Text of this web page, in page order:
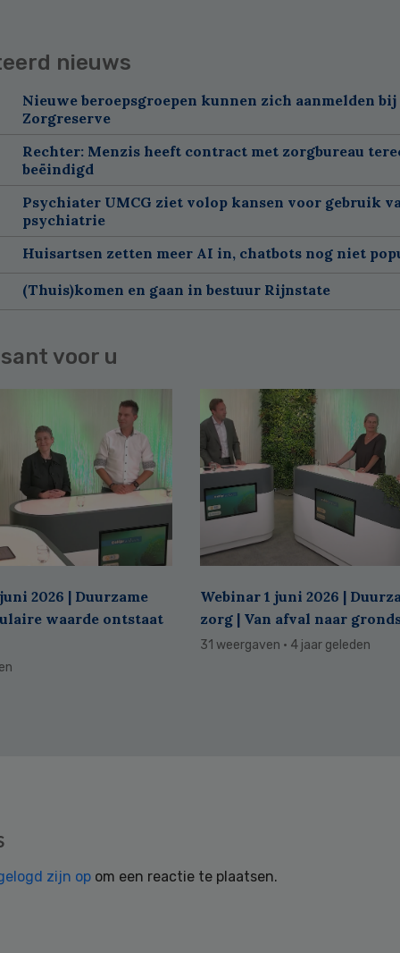
nieuws
Nieuwe beroepsgroepen kunnen zich aanmelden
Zorgreserve
Rechter: Menzis heeft contract met zorgbureau
beëindigd
Psychiater UMCG ziet volop kansen voor gebruik
psychiatrie
Huisartsen zetten meer AI in, chatbots nog niet
(Thuis)komen en gaan in bestuur Rijnstate
voor u
2026 | Duurzame
waarde ontstaat
Webinar 1 juni 2026 |
zorg | Van afval naar
31 weergaven · 4 jaar geleden
zijn op om een reactie te plaatsen.